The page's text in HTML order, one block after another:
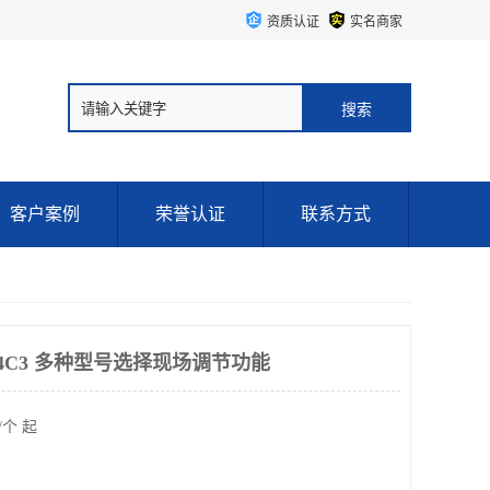
资质认证 实名商家
客户案例 荣誉认证 联系方式
多种型号选择现场调节功能
起